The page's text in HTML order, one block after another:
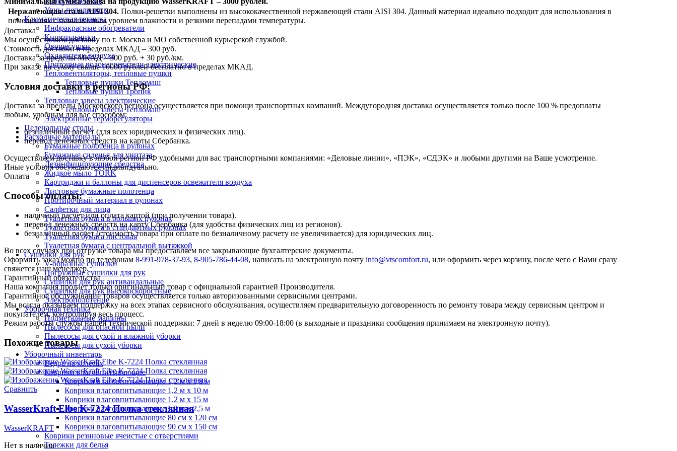
Урны-пепельницы
Климатическая техника
Инфракрасные обогреватели
Кипятильники
Овощесушки
Охладители воздуха
Проточные водонагреватели электрические
Тепловентиляторы, тепловые пушки
Тепловые пушки Тепломаш
Тепловые пушки Тропик
Тепловые завесы электрические
Тепловые завесы Тепломаш
Электронные терморегуляторы
Пеленальные столы
Расходные материалы
Бумажные полотенца в рулонах
Бумажные сиденья для унитаза
Дезинфицирующие средства
Жидкое мыло TORK
Картриджи и баллоны для диспенсеров освежителя воздуха
Листовые бумажные полотенца
Протирочный материал в рулонах
Салфетки для лица
Туалетная бумага в больших рулонах
Туалетная бумага в стандартных рулонах
Туалетная бумага листовая
Туалетная бумага с центральной вытяжкой
Сушилки для рук
V-образные сушилки
Погружные сушилки для рук
Сушилки для рук антивандальные
Сушилки для рук высокоскоростные
Электрополотенце
Уборочная техника
Подметальные машины
Пылесосы для опасной пыли
Пылесосы для сухой и влажной уборки
Пылесосы для сухой уборки
Уборочный инвентарь
Ведра на колесах
Коврики влаговпитывающие
Коврики влаговпитывающие 1,2 м х 1,8 м
Коврики влаговпитывающие 1,2 м х 10 м
Коврики влаговпитывающие 1,2 м х 15 м
Коврики влаговпитывающие 1,2 м х 2,5 м
Коврики влаговпитывающие 80 см х 120 см
Коврики влаговпитывающие 90 см х 150 см
Коврики резиновые ячеистые с отверстиями
Тележки для белья
Нержавеющая сталь AISI 304. Полки-решетки выполнены из высококачественной нержавеющей стали AISI 304. Данный материал идеально подходит для использования в
помещениях с повышенным уровнем влажности и резкими перепадами температуры.
Доставка
Мы осуществляем доставку по г. Москва и МО собственной курьерской службой.
Стоимость доставки в пределах МКАД – 300 руб.
Доставка за пределы МКАД – 300 руб. + 30 руб./км.
При заказе на сумму свыше 10000 рублей-бесплатно в пределах МКАД.
Условия доставки в регионы РФ:
Доставка за пределы Московского региона осуществляется при помощи транспортных компаний. Междугородняя доставка осуществляется только после 100 % предоплаты
любым, удобным для вас способом:
безналичный расчет (для всех юридических и физических лиц).
перевод денежных средств на карты Сбербанка.
Осуществляем доставку в любой регион РФ удобными для вас транспортными компаниями: «Деловые линии», «ПЭК», «СДЭК» и любыми другими на Ваше усмотрение.
Иные условия обсуждаются индивидуально.
Оплата
Способы оплаты:
наличный расчет или оплата картой (при получении товара).
перевод денежных средств на карту Сбербанка (для удобства физических лиц из регионов).
безналичный расчет (стоимость товара при оплате по безналичному расчету не увеличивается) для юридических лиц.
Во всех случаях при отгрузке товара мы предоставляем все закрывающие бухгалтерские документы.
Оформить заказ можно по телефонам 8-991-978-37-93, 8-905-786-44-08, написать на электронную почту info@vtscomfort.ru, или оформить через корзину, после чего с Вами сразу
свяжется наш менеджер.
Гарантийный обязательства
Наша компания продает только оригинальный товар с официальной гарантией Производителя.
Гарантийное обслуживание товаров осуществляется только авторизованными сервисными центрами.
Мы всегда оказываем поддержку на всех этапах сервисного обслуживания, осуществляем предварительную договоренность по ремонту товара между сервисным центром и
покупателем, контролируя весь процесс.
Режим работы службы нашей технической поддержки: 7 дней в неделю 09:00-18:00 (в выходные и праздники сообщения принимаем на электронную почту).
Похожие товары
Сравнить
WasserKraft Elbe K-7224 Полка стеклянная
WasserKRAFT
Нет в наличии